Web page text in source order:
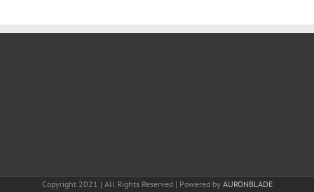
Copyright 2021 | All Rights Reserved | Powered by AURONBLADE